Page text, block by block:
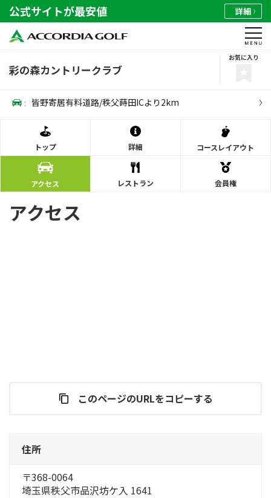
公式サイトが最安値 詳細
彩の森カントリークラブ
お気に入り
: 皆野寄居有料道路/秩父蒔田ICより2km
トップ 詳細 コースレイアウト
アクセス レストラン 会員権
アクセス
このページのURLをコピーする
住所
〒368-0064
埼玉県秩父市品沢坊ケ入 1641